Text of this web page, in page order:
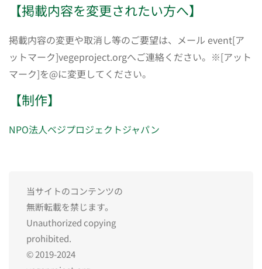
【掲載内容を変更されたい方へ】
掲載内容の変更や取消し等のご要望は、メール event[ア
ットマーク]vegeproject.orgへご連絡ください。※[アット
マーク]を@に変更してください。
【制作】
NPO法人ベジプロジェクトジャパン
当サイトのコンテンツの
無断転載を禁じます。
Unauthorized copying
prohibited.
© 2019-2024